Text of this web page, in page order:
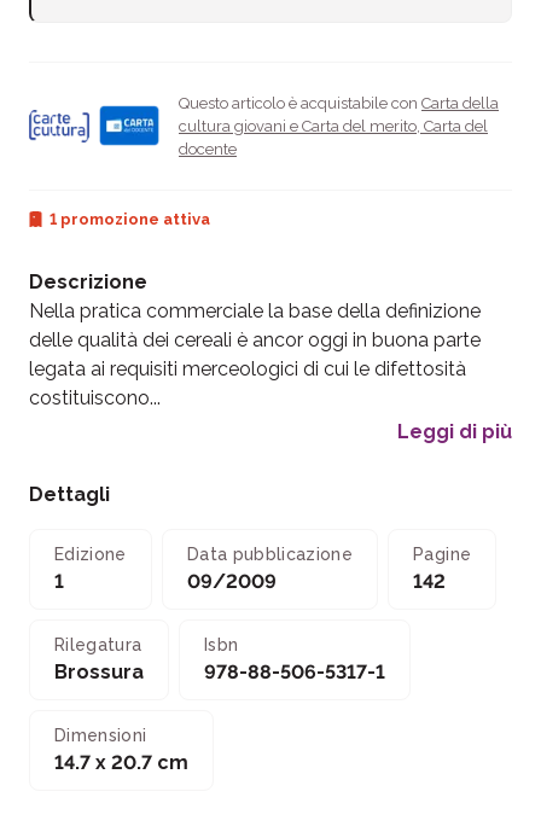
Questo articolo è acquistabile con Carta della
cultura giovani e Carta del merito Carta del
docente
1 promozione attiva
Descrizione
Nella pratica commerciale la base della definizione
delle qualità dei cereali è ancor oggi in buona parte
legata ai requisiti merceologici di cui le difettosità
costituiscono...
Leggi di più
Dettagli
Edizione
1
Data pubblicazione
09/2009
Pagine
142
Rilegatura
Brossura
Isbn
978-88-506-5317-1
Dimensioni
14.7 x 20.7 cm